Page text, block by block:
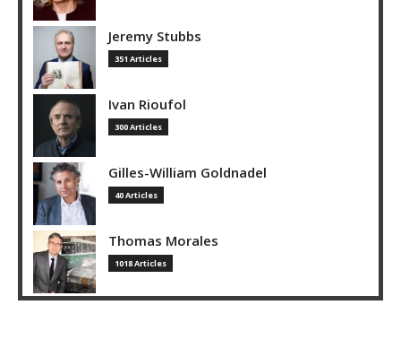
Jeremy Stubbs
351 Articles
Ivan Rioufol
300 Articles
Gilles-William Goldnadel
40 Articles
Thomas Morales
1018 Articles